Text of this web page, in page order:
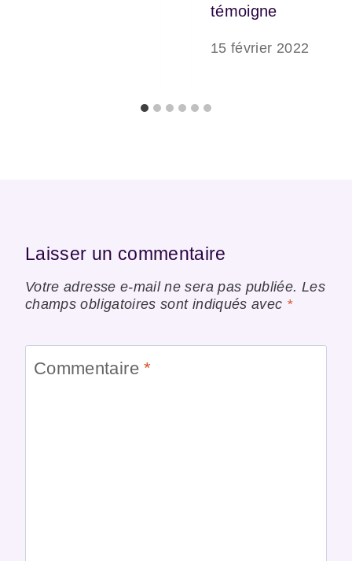
témoigne
15 février 2022
Laisser un commentaire
Votre adresse e-mail ne sera pas publiée. Les
champs obligatoires sont indiqués avec *
Commentaire*